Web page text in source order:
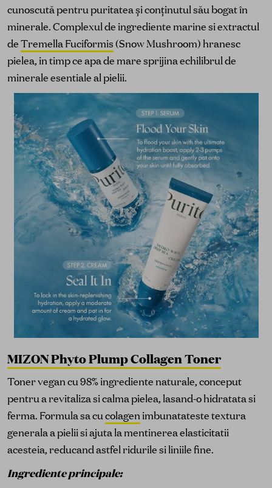
cunoscută pentru puritatea și conținutul său bogat în
minerale. Complexul de ingrediente marine si extractul
deTremella Fuciformis(Snow Mushroom) hranesc
pielea, in timp ce apa de mare sprijina echilibrul de
minerale esentiale al pielii.
MIZON Phyto Plump Collagen Toner
Toner vegan cu 98% ingrediente naturale, conceput
pentru a revitaliza si calma pielea, lasand-o hidratata si
ferma. Formula sa cucolagen imbunatateste textura
generala a pielii si ajuta la mentinerea elasticitatii
acesteia, reducand astfel ridurile si liniile fine.
Ingrediente principale: